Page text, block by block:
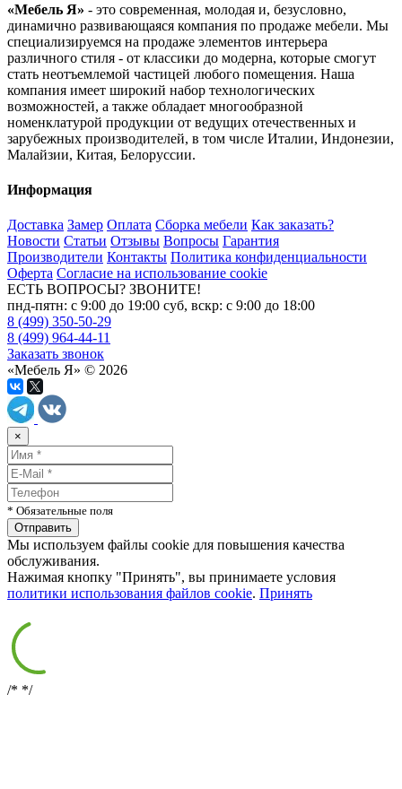
«Мебель Я» - это современная, молодая и, безусловно,
динамично развивающаяся компания по продаже мебели. Мы
специализируемся на продаже элементов интерьера
различного стиля - от классики до модерна, которые смогут
стать неотъемлемой частицей любого помещения. Наша
компания имеет широкий набор технологических
возможностей, а также обладает многообразной
номенклатурой продукции от ведущих отечественных и
зарубежных производителей, в том числе Италии, Индонезии,
Малайзии, Китая, Белоруссии.
Информация
Доставка Замер Оплата Сборка мебели Как заказать?
Новости Статьи Отзывы Вопросы Гарантия
Производители Контакты Политика конфиденциальности
Оферта Согласие на использование cookie
ЕСТЬ ВОПРОСЫ? ЗВОНИТЕ!
пнд-пятн: с 9:00 до 19:00 суб, вскр: с 9:00 до 18:00
8 (499) 350-50-29
8 (499) 964-44-11
Заказать звонок
«Мебель Я» © 2026
×
* Обязательные поля
Мы используем файлы cookie для повышения качества
обслуживания.
Нажимая кнопку "Принять", вы принимаете условия
политики использования файлов cookie. Принять
/* */